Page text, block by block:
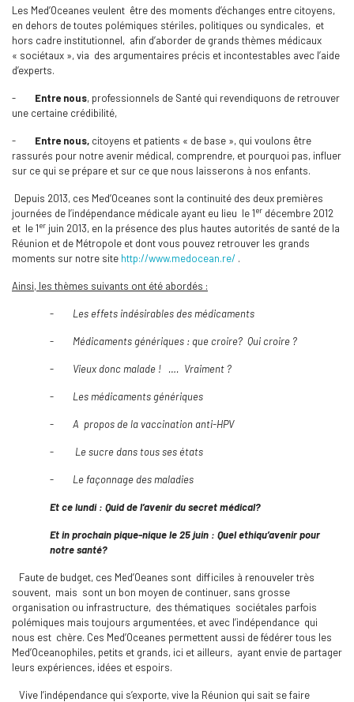
Les Med’Oceanes veulent être des moments d’échanges entre citoyens,
en dehors de toutes polémiques stériles, politiques ou syndicales, et
hors cadre institutionnel, afin d’aborder de grands thèmes médicaux
« sociétaux », via des argumentaires précis et incontestables avec l’aide
d’experts.
- Entre nous, professionnels de Santé qui revendiquons de retrouver
une certaine crédibilité,
- Entre nous, citoyens et patients « de base », qui voulons être
rassurés pour notre avenir médical, comprendre, et pourquoi pas, influer
sur ce qui se prépare et sur ce que nous laisserons à nos enfants.
Depuis 2013, ces Med’Oceanes sont la continuité des deux premières
journées de l’indépendance médicale ayant eu lieu le 1er décembre 2012
et le 1er juin 2013, en la présence des plus hautes autorités de santé de la
Réunion et de Métropole et dont vous pouvez retrouver les grands
moments sur notre site http://www.medocean.re/ .
Ainsi, les thèmes suivants ont été abordés :
- Les effets indésirables des médicaments
- Médicaments génériques : que croire? Qui croire ?
- Vieux donc malade ! …. Vraiment ?
- Les médicaments génériques
- A propos de la vaccination anti-HPV
- Le sucre dans tous ses états
- Le façonnage des maladies
Et ce lundi : Quid de l’avenir du secret médical?
Et in prochain pique-nique le 25 juin : Quel ethiqu’avenir pour
notre santé?
Faute de budget, ces Med’Oeanes sont difficiles à renouveler très
souvent, mais sont un bon moyen de continuer, sans grosse
organisation ou infrastructure, des thématiques sociétales parfois
polémiques mais toujours argumentées, et avec l’indépendance qui
nous est chère. Ces Med’Oceanes permettent aussi de fédérer tous les
Med’Oceanophiles, petits et grands, ici et ailleurs, ayant envie de partager
leurs expériences, idées et espoirs.
Vive l’indépendance qui s’exporte, vive la Réunion qui sait se faire